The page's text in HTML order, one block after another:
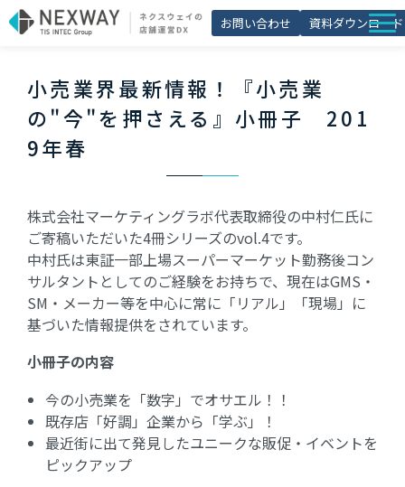
お問い合わせ 資料ダウンロード
導入事例
セミナー
よくあるご質問
お役立ち資料一覧
小売業界最新情報！『小売業
の"今"を押さえる』小冊子　201
9年春
株式会社マーケティングラボ代表取締役の中村仁氏に
ご寄稿いただいた4冊シリーズのvol.4です。
中村氏は東証一部上場スーパーマーケット勤務後コン
サルタントとしてのご経験をお持ちで、現在はGMS・
SM・メーカー等を中心に常に「リアル」「現場」に
基づいた情報提供をされています。
小冊子の内容
今の小売業を「数字」でオサエル！！
既存店「好調」企業から「学ぶ」！
最近街に出て発見したユニークな販促・イベントを
ピックアップ